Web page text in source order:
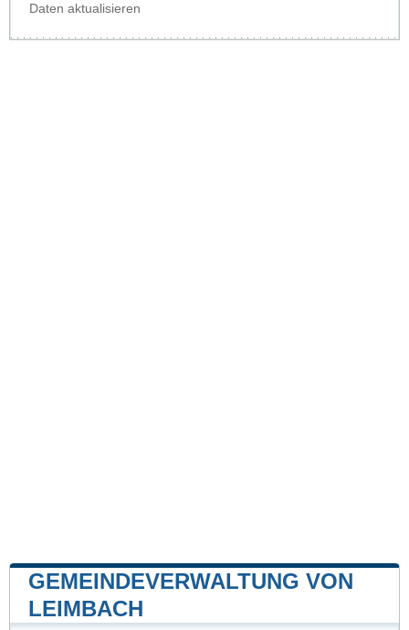
Daten aktualisieren
GEMEINDEVERWALTUNG VON
LEIMBACH